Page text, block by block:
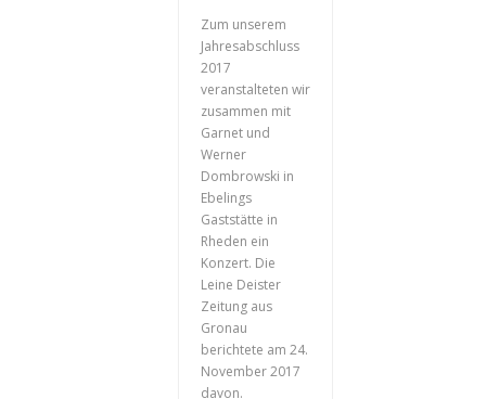
+
Zum unserem
Jahresabschluss
2017
veranstalteten wir
zusammen mit
Garnet und
Werner
Dombrowski in
Ebelings
Gaststätte in
Rheden ein
Konzert. Die
Leine Deister
Zeitung aus
Gronau
berichtete am 24.
November 2017
davon.